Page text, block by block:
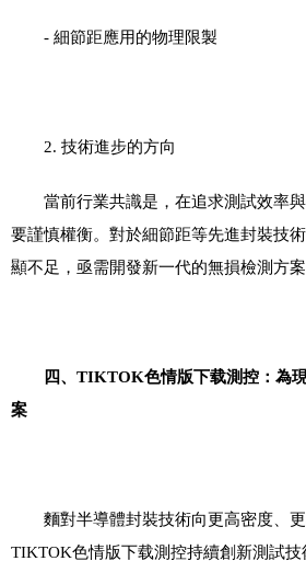
- 細節距應用的物理限製
2. 技術進步的方向
當前行業共識是，在追求測試效率
要謹慎權衡。對於細節距等先進封裝技
顯不足，亟需開發新一代的無損檢測方案
四、TIKTOK色情版下载測控：為
案
麵對半導體封裝技術向更高密度、
TIKTOK色情版下载測控持續創新測試技